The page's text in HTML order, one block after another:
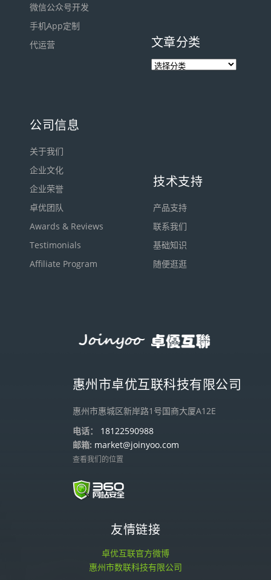
微信公众号开发
手机App定制
代运营
文章分类
公司信息
关于我们
企业文化
企业荣誉
卓优团队
Awards & Reviews
Testimonials
Affiliate Program
技术支持
产品支持
联系我们
基础知识
随便逛逛
惠州市卓优互联科技有限公司
惠州市惠城区新岸路1号国商大厦A12E
电话：
18122590988
邮箱: market@joinyoo.com
查看我们的位置
友情链接
卓优互联官方微博
惠州市数联科技有限公司